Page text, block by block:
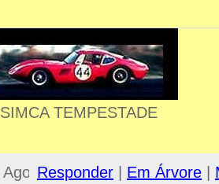
SIMCA TEMPESTADE
Responder Em Árvore
Ago